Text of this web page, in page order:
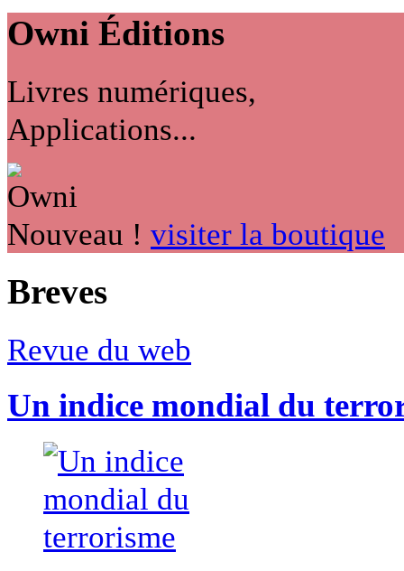
Owni Éditions
Livres numériques,
Applications...
Nouveau ! visiter la boutique
Breves
Revue du web
Un indice mondial du